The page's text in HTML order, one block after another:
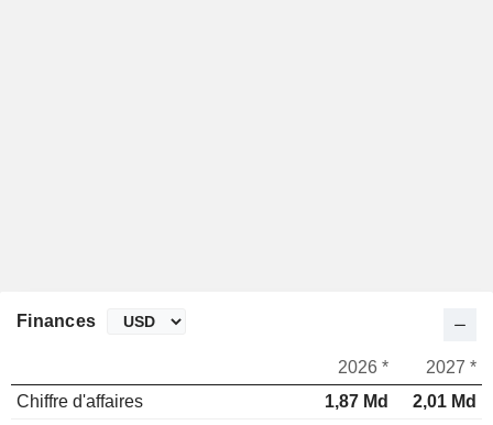
Finances
2026 *
2027 *
Chiffre d'affaires
1,87 Md
2,01 Md